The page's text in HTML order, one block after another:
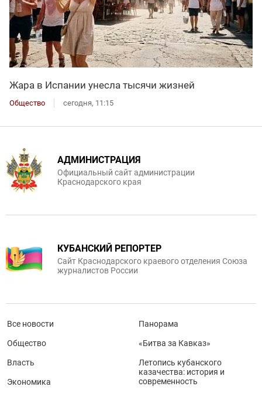
Жара в Испании унесла тысячи жизней
Общество сегодня, 11:15
АДМИНИСТРАЦИЯ
Официальный сайт администрации
Краснодарского края
КУБАНСКИЙ РЕПОРТЕР
Сайт Краснодарского краевого отделения Союза
журналистов России
Все новости
Общество
Власть
Экономика
Панорама
«Битва за Кавказ»
Летопись кубанского
казачества: история и
современность